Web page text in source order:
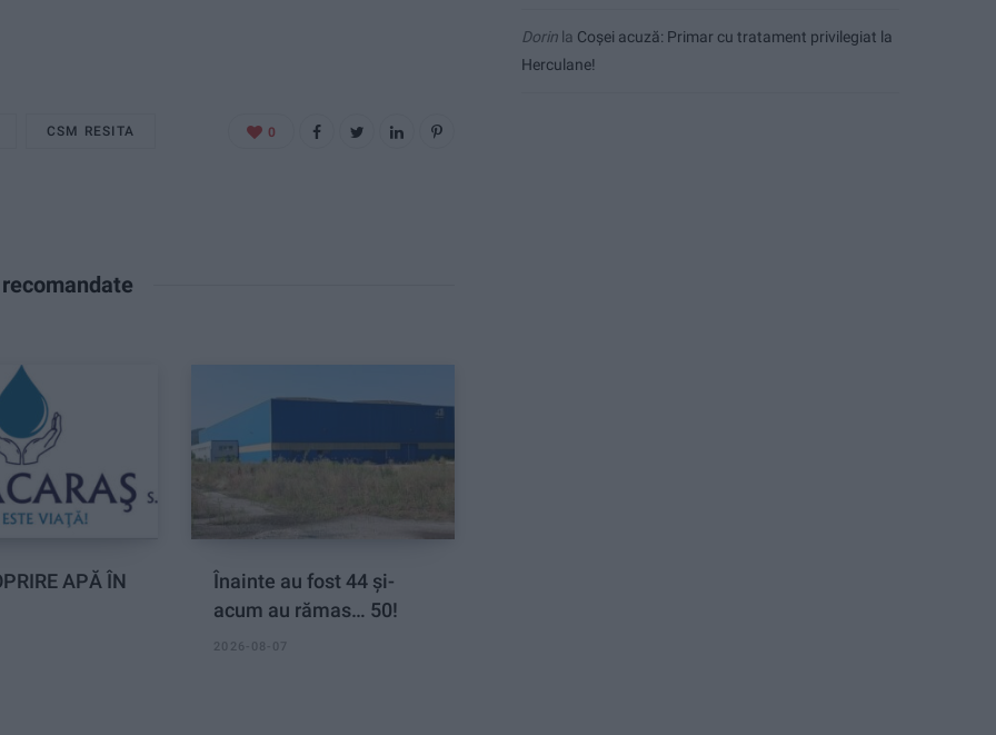
CSM RESITA 0
APĂ ÎN
Înainte au fost 44 și-
acum au rămas… 50!
2026-08-07
Dorin la Coșei acuză: Primar cu tratament privilegiat la
Herculane!